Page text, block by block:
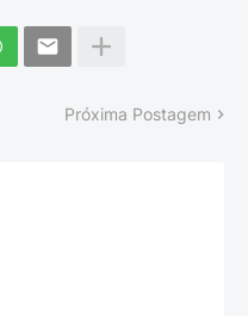
Próxima Postagem